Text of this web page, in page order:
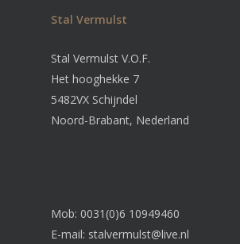
Stal Vermulst
Stal Vermulst V.O.F.
Het hooghekke 7
5482VX Schijndel
Noord-Brabant, Nederland
Mob: 0031(0)6 10949460
E-mail: stalvermulst@live.nl